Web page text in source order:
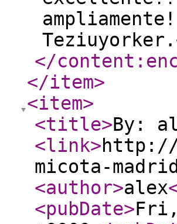
</
</item>
<item>
<title>By:
<link>http://
micota-
<author>alex
<pubDate>Fri,